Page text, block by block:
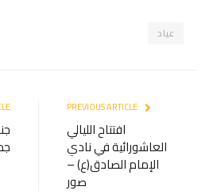
عياد
افتتاح الليالي
العاشورائية في نادي
الإمام الصادق(ع) –
صور